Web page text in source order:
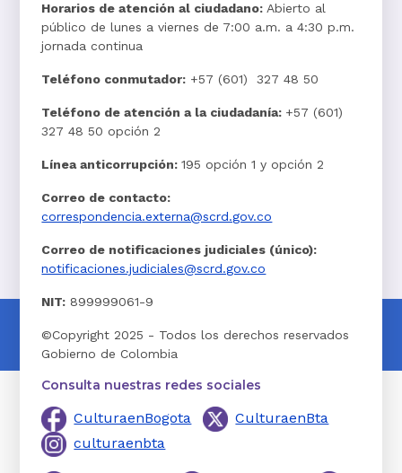
Horarios de atención al ciudadano:Abierto al
público de lunes a viernes de 7:00 a.m. a 4:30 p.m.
jornada continua
Teléfono conmutador: +57 (601) 327 48 50
Teléfono de atención a la ciudadanía: +57 (601)
327 48 50 opción 2
Línea anticorrupción:195 opción 1 y opción 2
Correo de contacto:
correspondencia.externa@scrd.gov.co
Correo de notificaciones judiciales (único):
notificaciones.judiciales@scrd.gov.co
NIT: 899999061-9
©Copyright 2025 - Todos los derechos reservados
Gobierno de Colombia
Consulta nuestras redes sociales
CulturaenBogota
CulturaenBta
culturaenbta